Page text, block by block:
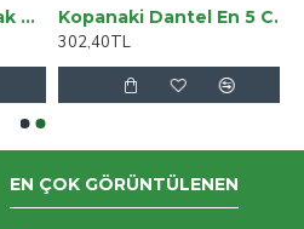
Bergama Mega Mutfak Masası - Beyaz
Kopanaki Dantel En 5 Cm Badem Model Krem 5 Metre
302,40TL
EN ÇOK GÖRÜNTÜLENEN